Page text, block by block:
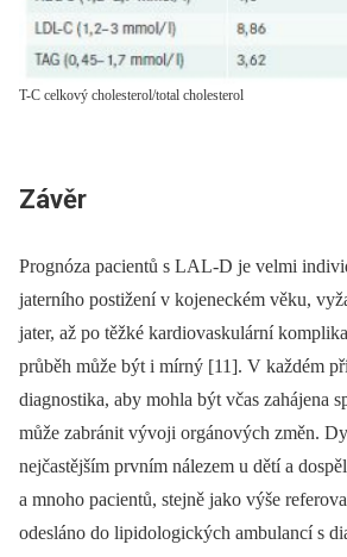
T-C celkový cholesterol/total cholesterol
Závěr
Prognóza pacientů s LAL-D je velmi
jaterního postižení v kojeneckém věku,
jater, až po těžké kardiovaskulární
průběh může být i mírný [11]. V každém
diagnostika, aby mohla být včas zahájena
může zabránit vývoji orgánových změn.
nejčastějším prvním nálezem u dětí a
a mnoho pacientů, stejně jako výše
odesláno do lipidologických ambulancí s